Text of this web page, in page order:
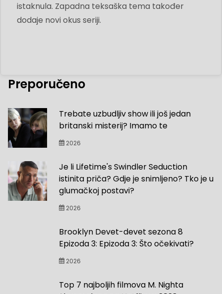
istaknula. Zapadna teksaška tema također
dodaje novi okus seriji.
Preporučeno
Trebate uzbudljiv show ili još jedan
britanski misterij? Imamo te
2026
Je li Lifetime's Swindler Seduction
istinita priča? Gdje je snimljeno? Tko je u
glumačkoj postavi?
2026
Brooklyn Devet-devet sezona 8
Epizoda 3: Epizoda 3: Što očekivati?
2026
Top 7 najboljih filmova M. Nighta